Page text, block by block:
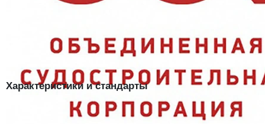
кратковременном контакте с металлической стружкой;
замены сапог;
Долговечность:спилок и брезент переносят абразивные
Характеристики и стандарты
Чехлы на ноги спилок/брезент